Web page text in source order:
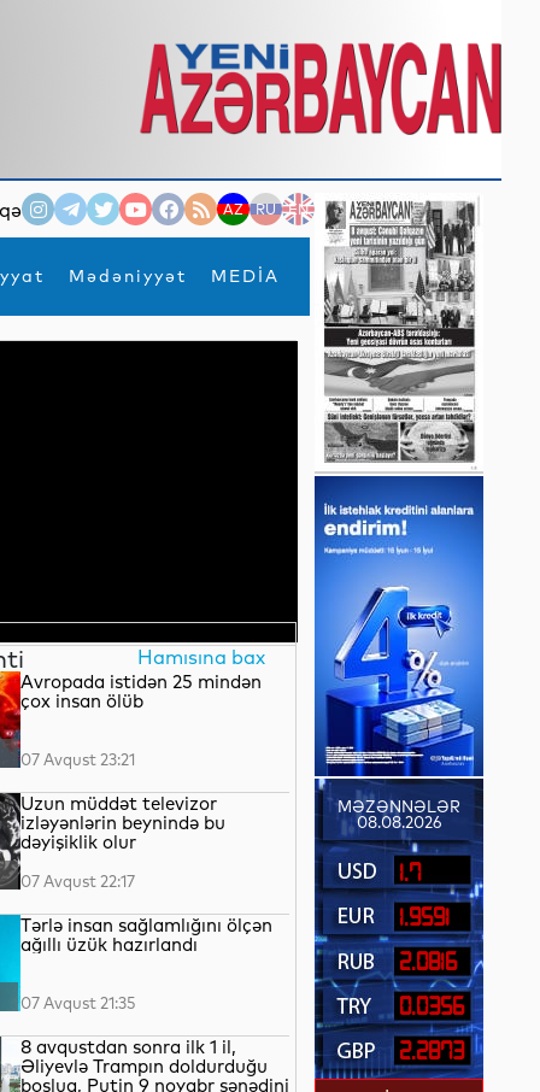
AZ RU EN
Mədəniyyət MEDİA
×
Hamısına bax
Avropada istidən 25 mindən
çox insan ölüb
07 Avqust 23:21
Uzun müddət televizor
izləyənlərin beynində bu
dəyişiklik olur
07 Avqust 22:17
Tərlə insan sağlamlığını ölçən
ağıllı üzük hazırlandı
07 Avqust 21:35
8 avqustdan sonra ilk 1 il,
Əliyevlə Trampın doldurduğu
boşluq, Putin 9 noyabr sənədini
MƏZƏNNƏLƏR
08.08.2026
1.7
1.9591
2.0816
0.0356
2.2873